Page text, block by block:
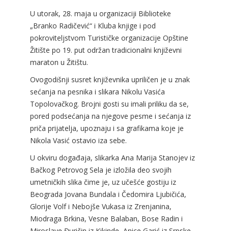
U utorak, 28. maja u organizaciji Biblioteke
„Branko Radičević“ i Кluba knjige i pod
pokroviteljstvom Turističke organizacije Opštine
Žitište po 19. put održan tradicionalni književni
maraton u Žitištu.
Ovogodišnji susret književnika upriličen je u znak
sećanja na pesnika i slikara Nikolu Vasića
Topolovačkog. Brojni gosti su imali priliku da se,
pored podsećanja na njegove pesme i sećanja iz
priča prijatelja, upoznaju i sa grafikama koje je
Nikola Vasić ostavio iza sebe.
U okviru događaja, slikarka Ana Marija Stanojev iz
Bačkog Petrovog Sela je izložila deo svojih
umetničkih slika čime je, uz učešće gostiju iz
Beograda Jovana Bundala i Čedomira Ljubičića,
Glorije Volf i Nebojše Vukasa iz Zrenjanina,
Miodraga Brkina, Vesne Balaban, Bose Radin i